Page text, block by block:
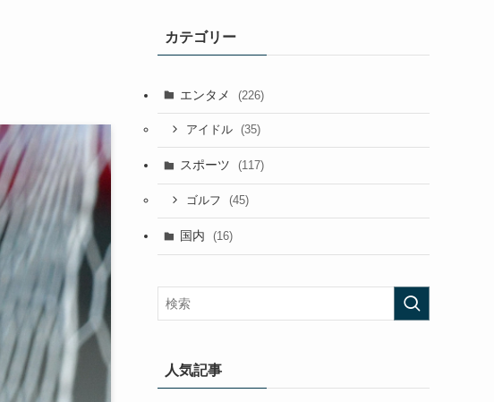
カテゴリー
エンタメ (226)
アイドル (35)
スポーツ (117)
ゴルフ (45)
国内 (16)
人気記事